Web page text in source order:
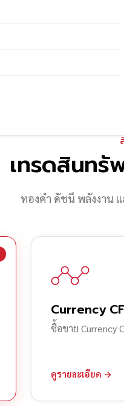
เทรดสินทรั
ทองคำ ดัชนี พลังงาน
Currency
ซื้อขาย Currency
ดูรายละเอียด →